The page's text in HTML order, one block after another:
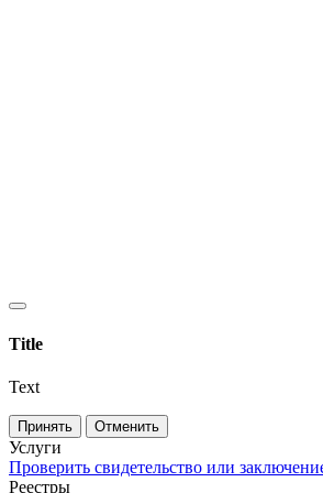
Title
Text
Принять Отменить
Услуги
Проверить свидетельство или
Реестры